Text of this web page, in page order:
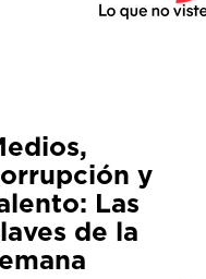
y
Las
de la